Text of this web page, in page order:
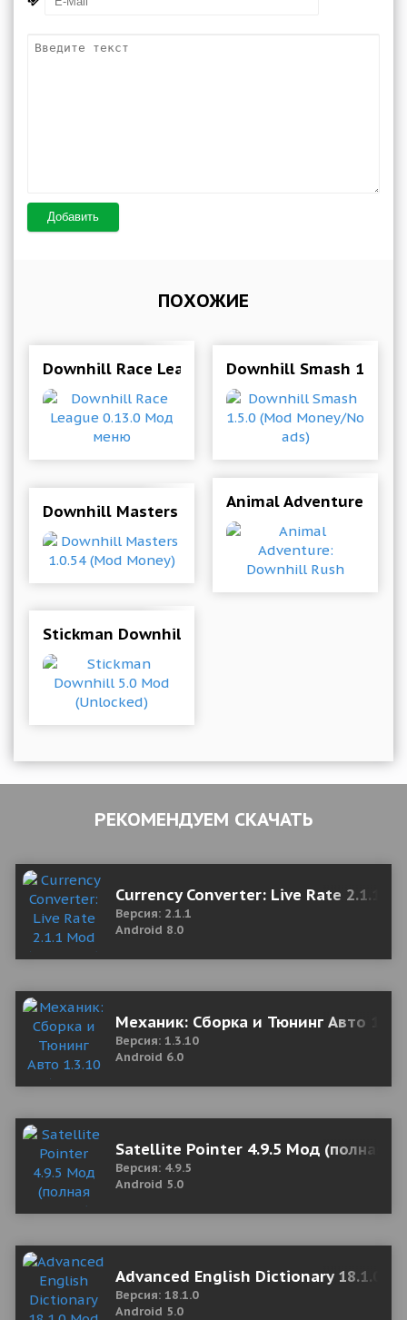
Добавить
ПОХОЖИЕ
Downhill Race League 0.13.0 Мод меню
Downhill Smash 1.5.0
Downhill Masters 1.0.54 (Mod Money)
Animal Adventure:
Stickman Downhill 5.0 Mod (Unlocked)
РЕКОМЕНДУЕМ СКАЧАТЬ
Currency Converter: Live Rate 2.1.1
Версия: 2.1.1
Android 8.0
Механик: Сборка и Тюнинг Авто
Версия: 1.3.10
Android 6.0
Satellite Pointer 4.9.5 Мод (полная
Версия: 4.9.5
Android 5.0
Advanced English Dictionary 18.1.0
Версия: 18.1.0
Android 5.0